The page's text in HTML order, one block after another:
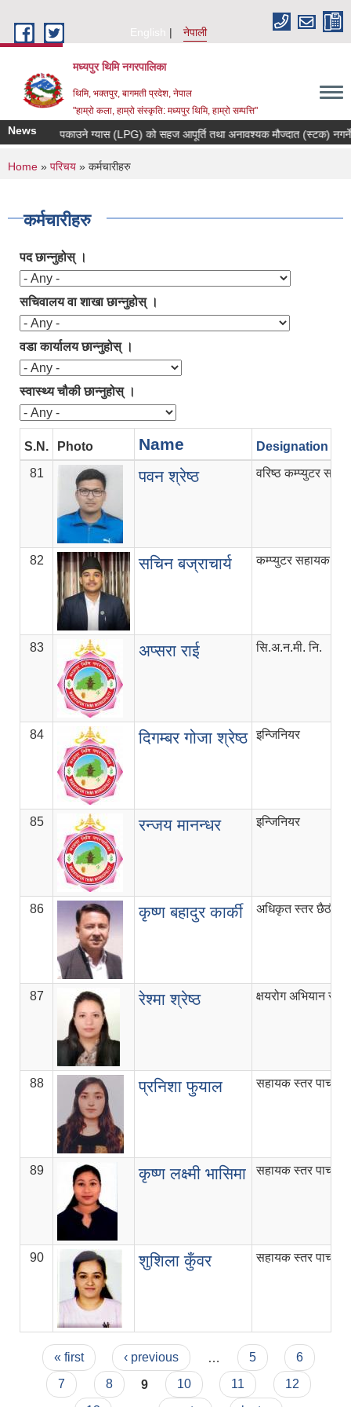
English
नेपाली
मध्यपुर थिमि नगरपालिका
थिमि, भक्तपुर, बागमती प्रदेश, नेपाल
"हाम्रो कला, हाम्रो संस्कृति: मध्यपुर थिमि, हाम्रो सम्पत्ति"
Newsखाना पकाउने ग्यास (LPG) को सहज आपूर्ति तथा अनावश्यक मौज्दात (स्टक) नगर्ने
You are here
Home » परिचय » कर्मचारीहरु
कर्मचारीहरु
पद छान्नुहोस् ।
सचिवालय वा शाखा छान्नुहोस् ।
वडा कार्यालय छान्नुहोस् ।
स्वास्थ्य चौकी छान्नुहोस् ।
S.N. Photo Name
Designation
81
पवन श्रेष्ठ वरिष्ठ कम्प्युटर
82 सचिन बज्राचार्य कम्प्युटर सहायक
83 अप्सरा राई सि.अ.न.मी. नि.
84 दिगम्बर गोजा श्रेष्ठ इन्जिनियर
85 रन्जय मानन्धर इन्जिनियर
86 कृष्ण बहादुर कार्की अधिकृत स्तर छैठौँ
87 रेश्मा श्रेष्ठ क्षयरोग अभियान
88 प्रनिशा फुयाल सहायक स्तर पाचौं
89 कृष्ण लक्ष्मी भासिमा सहायक स्तर पाचौं
90 शुशिला कुँवर सहायक स्तर पाचौं
Pages
« first ‹ previous 5
6
7
8 9 10 11
12